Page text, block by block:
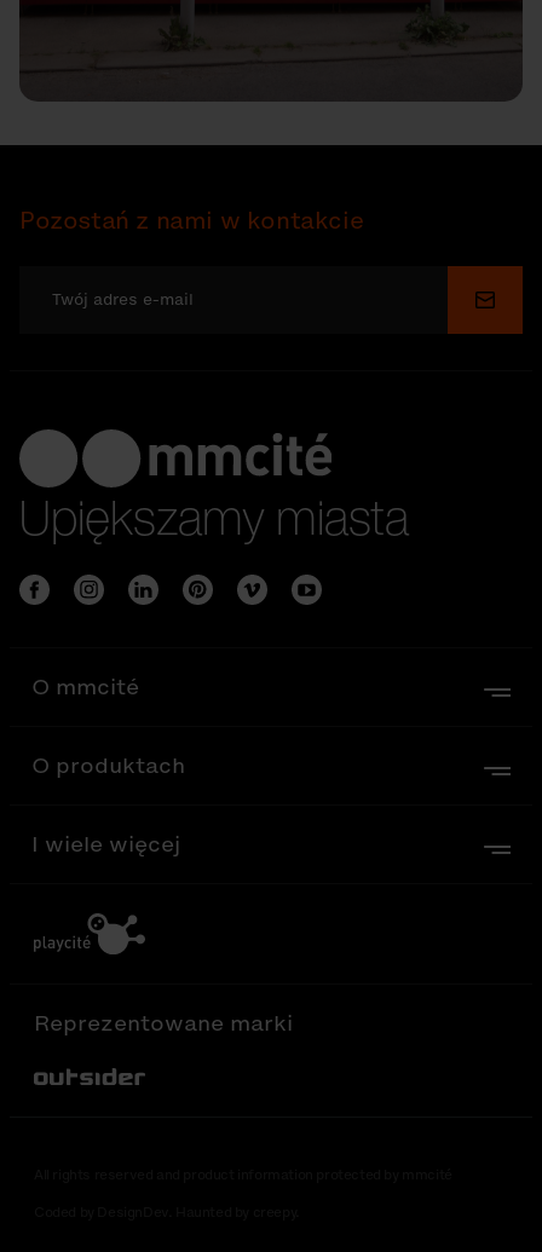
Pozostań z nami w kontakcie
Wyślij
Upiększamy miasta
O mmcité
O produktach
I wiele więcej
Reprezentowane marki
Out-Sider